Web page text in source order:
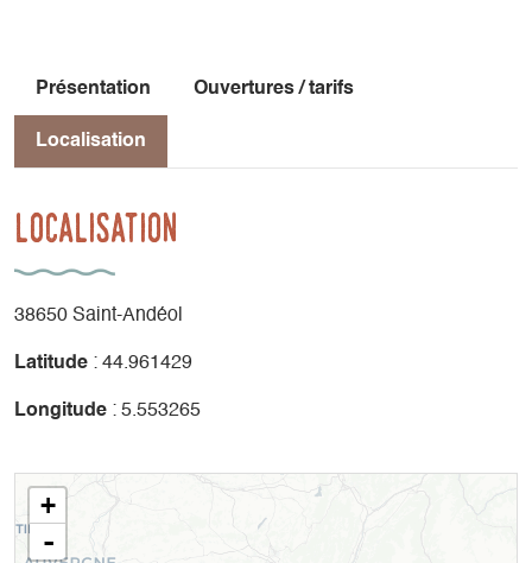
Présentation Ouvertures / tarifs
Localisation
Localisation
38650 Saint-Andéol
Latitude : 44.961429
Longitude : 5.553265
+
-